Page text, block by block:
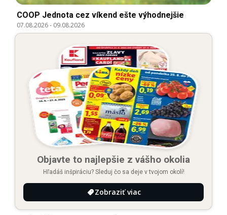
COOP Jednota cez víkend ešte výhodnejšie
07.08.2026- 09.08.2026
Objavte to najlepšie z vášho okolia
Hľadáš inšpiráciu? Sleduj čo sa deje v tvojom okolí!
Zobraziť viac